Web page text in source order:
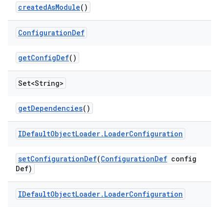
createdAsModule()
ConfigurationDef
getConfigDef()
Set<String>
getDependencies()
IDefaultObjectLoader. LoaderConfiguration
setConfigurationDef(ConfigurationDef config
Def)
IDefaultObjectLoader. LoaderConfiguration